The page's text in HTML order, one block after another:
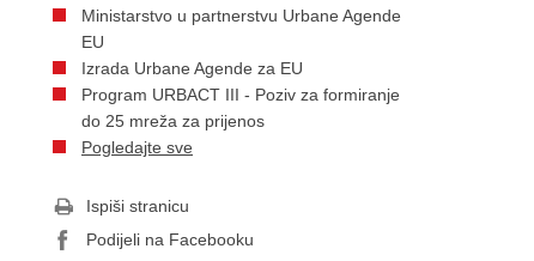
Ministarstvo u partnerstvu Urbane Agende
EU
Izrada Urbane Agende za EU
Program URBACT III - Poziv za formiranje
do 25 mreža za prijenos
Pogledajte sve
Ispiši stranicu
Podijeli na Facebooku